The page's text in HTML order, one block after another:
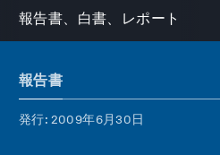
報告書、白書、レポート
報告書
発行: 2009年6月30日